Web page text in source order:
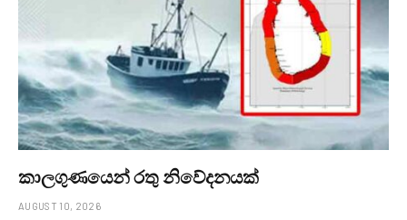
කාලගුණයෙන් ‍රතු නිවේදනයක්
AUGUST 10, 2026